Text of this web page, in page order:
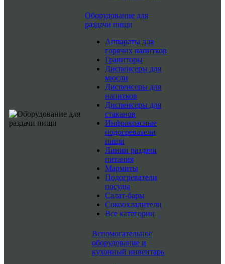
Оборудование для
раздачи пищи
Аппараты для
горячих напитков
Граниторы
Диспенсеры для
мюсли
Диспенсеры для
напитков
Диспенсеры для
стаканов
Инфракрасные
подогреватели
пищи
Линии раздачи
питания
Мармиты
Подогреватели
посуды
Салат-бары
Сокоохладители
Все категории
Вспомогательное
оборудование и
кухонный инвентарь